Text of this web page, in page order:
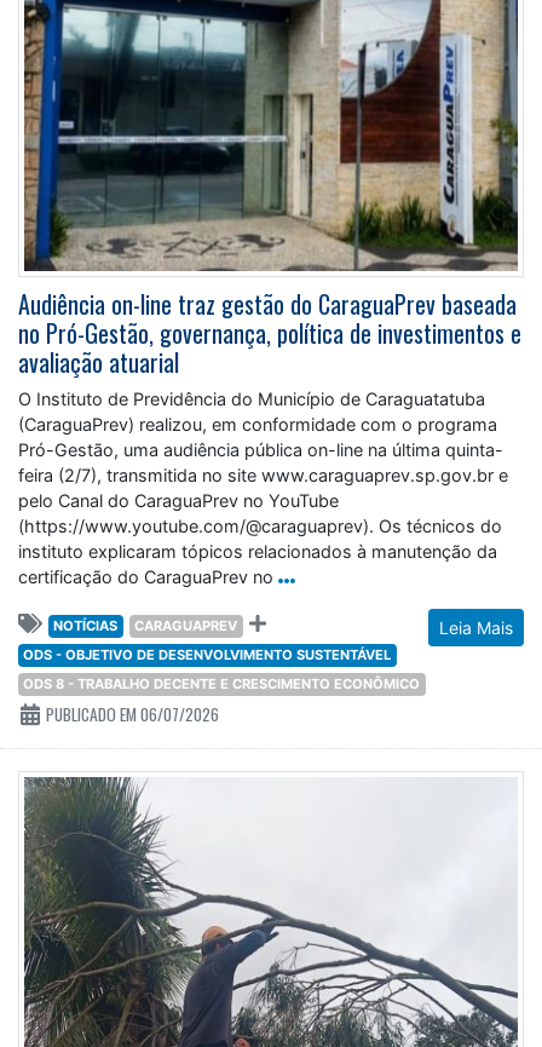
Audiência on-line traz gestão do CaraguaPrev baseada
no Pró-Gestão, governança, política de investimentos e
avaliação atuarial
O Instituto de Previdência do Município de Caraguatatuba
(CaraguaPrev) realizou, em conformidade com o programa
Pró-Gestão, uma audiência pública on-line na última quinta-
feira (2/7), transmitida no site www.caraguaprev.sp.gov.br e
pelo Canal do CaraguaPrev no YouTube
(https://www.youtube.com/@caraguaprev). Os técnicos do
instituto explicaram tópicos relacionados à manutenção da
certificação do CaraguaPrev no
Leia Mais
NOTÍCIAS
CARAGUAPREV
ODS - OBJETIVO DE DESENVOLVIMENTO SUSTENTÁVEL
ODS 8 - TRABALHO DECENTE E CRESCIMENTO ECONÔMICO
PUBLICADO EM 06/07/2026